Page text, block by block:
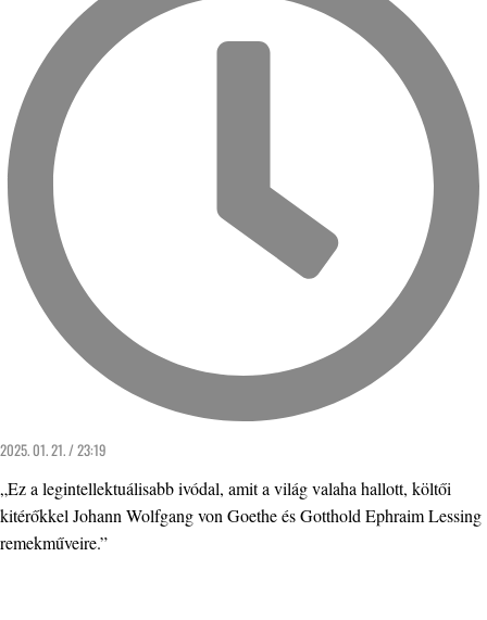
2025. 01. 21. / 23:19
„Ez a legintellektuálisabb ivódal, amit a világ valaha hallott, költői
kitérőkkel Johann Wolfgang von Goethe és Gotthold Ephraim Lessing
remekműveire.”